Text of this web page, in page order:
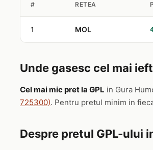
# RETEA
1 MOL
Unde gasesc cel mai
Cel mai mic pret la GPL in Gura
725300). Pentru pretul minim in
Despre pretul GPL-ului